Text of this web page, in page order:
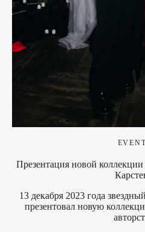
Презентация новой
13 декабря 2023 года
презентовал новую